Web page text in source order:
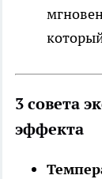
3 совета
эффекта